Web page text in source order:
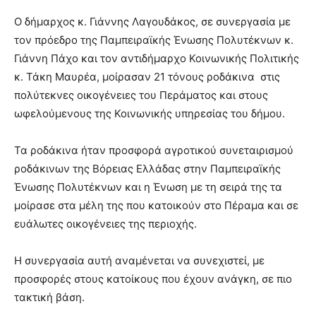
Ο δήμαρχος κ. Γιάννης Λαγουδάκος, σε συνεργασία με
τον πρόεδρο της Παμπειραϊκής Ένωσης Πολυτέκνων κ.
Γιάννη Πάχο και τον αντιδήμαρχο Κοινωνικής Πολιτικής
κ. Τάκη Μαυρέα, μοίρασαν 21 τόνους ροδάκινα στις
πολύτεκνες οικογένειες του Περάματος και στους
ωφελούμενους της Κοινωνικής υπηρεσίας του δήμου.
Τα ροδάκινα ήταν προσφορά αγροτικού συνεταιρισμού
ροδάκινων της Βόρειας Ελλάδας στην Παμπειραϊκής
Ένωσης Πολυτέκνων και η Ένωση με τη σειρά της τα
μοίρασε στα μέλη της που κατοικούν στο Πέραμα και σε
ευάλωτες οικογένειες της περιοχής.
Η συνεργασία αυτή αναμένεται να συνεχιστεί, με
προσφορές στους κατοίκους που έχουν ανάγκη, σε πιο
τακτική βάση.